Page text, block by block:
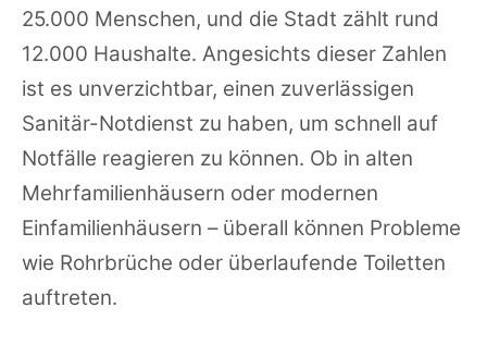
25.000 Menschen, und die Stadt zählt rund
12.000 Haushalte. Angesichts dieser Zahlen
ist es unverzichtbar, einen zuverlässigen
Sanitär-Notdienst zu haben, um schnell auf
Notfälle reagieren zu können. Ob in alten
Mehrfamilienhäusern oder modernen
Einfamilienhäusern – überall können Probleme
wie Rohrbrüche oder überlaufende Toiletten
auftreten.